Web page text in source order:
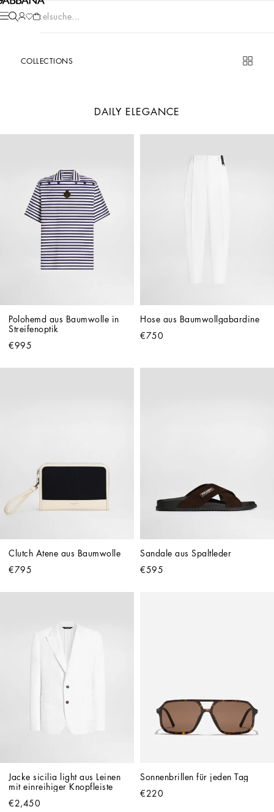
Artikelsuche...
COLLECTIONS
DAILY ELEGANCE
Polohemd aus Baumwolle in
Streifenoptik
€995
Hose aus Baumwollgabardine
€750
Clutch Atene aus Baumwolle
€795
Sandale aus Spaltleder
€595
Jacke sicilia light aus Leinen
mit einreihiger Knopfleiste
€2,450
Sonnenbrillen für jeden Tag
€220